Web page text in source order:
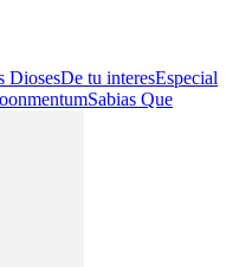
DiosesDe tu interesEspecial
Sabias Que